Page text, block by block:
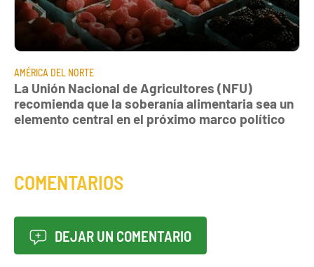
AMÉRICA DEL NORTE
La Unión Nacional de Agricultores (NFU)
recomienda que la soberanía alimentaria sea un
elemento central en el próximo marco político
COMENTARIOS
DEJAR UN COMENTARIO